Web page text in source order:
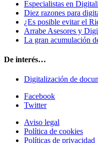
Especialistas en
Diez razones para
¿Es posible evitar el
Arrabe Asesores y
La gran acumulación
De interés…
Digitalización de
Facebook
Twitter
Aviso legal
Política de cookies
Políticas de privacidad